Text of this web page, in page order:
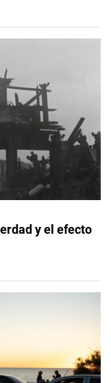
y el efecto